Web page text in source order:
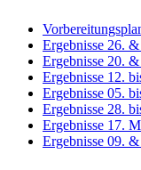
Ergebnisse 26.
Ergebnisse 20.
Ergebnisse 12.
Ergebnisse 05.
Ergebnisse 28.
Ergebnisse 17.
Ergebnisse 09.